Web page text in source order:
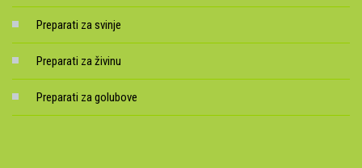
Preparati za svinje
Preparati za živinu
Preparati za golubove